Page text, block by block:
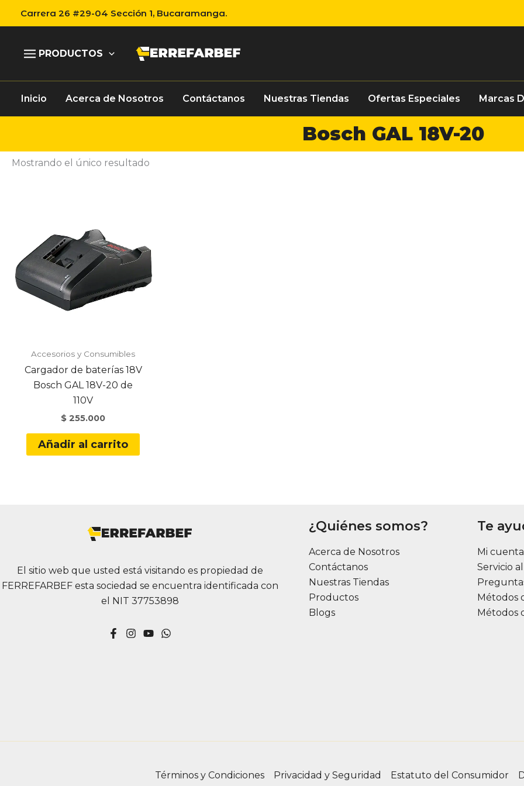
Carrera 26 #29-04 Sección 1, Bucaramanga.
PRODUCTOS
Inicio Acerca de Nosotros Contáctanos Nuestras Tiendas Ofertas Especiales Marcas
Bosch GAL 18V-20
Mostrando el único resultado
Accesorios y Consumibles
Cargador de baterías 18V
Bosch GAL 18V-20 de
110V
$ 255.000
Añadir al carrito
El sitio web que usted está visitando es propiedad de
FERREFARBEF esta sociedad se encuentra identificada con
el NIT 37753898
¿Quiénes somos?
Acerca de Nosotros
Contáctanos
Nuestras Tiendas
Productos
Blogs
Te
Mi cuenta
Servicio
Métodos
Métodos
Términos y Condiciones Privacidad y Seguridad Estatuto del Consumidor